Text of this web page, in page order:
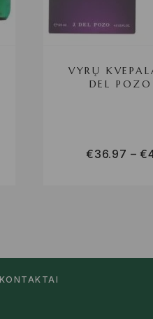
VYRŲ
DEL
€36.97 – €
KONTAKTAI